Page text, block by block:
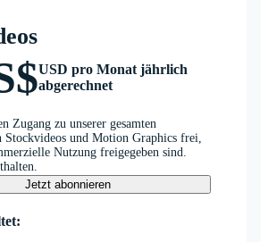
USD pro Monat jährlich
abgerechnet
Zugang zu unserer gesamten
Stockvideos und Motion Graphics frei,
Nutzung freigegeben sind.
Jetzt abonnieren